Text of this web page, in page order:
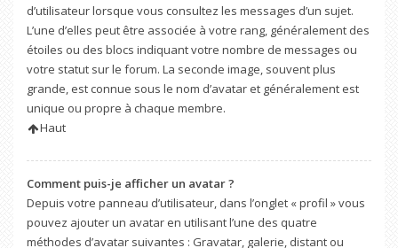
d’utilisateur lorsque vous consultez les messages d’un sujet.
L’une d’elles peut être associée à votre rang, généralement des
étoiles ou des blocs indiquant votre nombre de messages ou
votre statut sur le forum. La seconde image, souvent plus
grande, est connue sous le nom d’avatar et généralement est
unique ou propre à chaque membre.
Haut
Comment puis-je afficher un avatar ?
Depuis votre panneau d’utilisateur, dans l’onglet « profil » vous
pouvez ajouter un avatar en utilisant l’une des quatre
méthodes d’avatar suivantes : Gravatar, galerie, distant ou